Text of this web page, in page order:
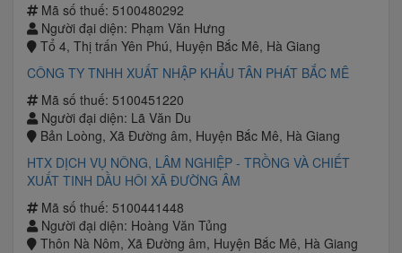
Mã số thuế: 5100480292
Người đại diện: Phạm Văn Hưng
Tổ 4, Thị trấn Yên Phú, Huyện Bắc Mê, Hà Giang
CÔNG TY TNHH XUẤT NHẬP KHẨU TÂN PHÁT BẮC MÊ
Mã số thuế: 5100451220
Người đại diện: Lã Văn Du
Bản Loòng, Xã Đường âm, Huyện Bắc Mê, Hà Giang
HTX DỊCH VỤ NÔNG, LÂM NGHIỆP - TRỒNG VÀ CHIẾT
XUẤT TINH DẦU HÔI XÃ ĐƯỜNG ÂM
Mã số thuế: 5100441448
Người đại diện: Hoàng Văn Tủng
Thôn Nà Nôm, Xã Đường âm, Huyện Bắc Mê, Hà Giang